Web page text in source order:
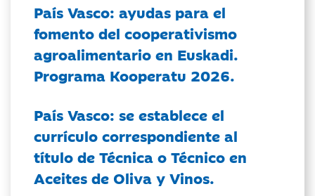
País Vasco: ayudas para el
fomento del cooperativismo
agroalimentario en Euskadi.
Programa Kooperatu 2026.
País Vasco: se establece el
currículo correspondiente al
título de Técnica o Técnico en
Aceites de Oliva y Vinos.